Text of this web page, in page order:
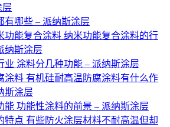
层
有哪些 – 派纳斯涂层
功能复合涂料 纳米功能复合涂料的行
纳斯涂层
业 涂料分几种功能 – 派纳斯涂层
涂料 有机硅耐高温防腐涂料有什么作
斯涂层
能 功能性涂料的前景 – 派纳斯涂层
特点 有些防火涂层材料不耐高温但却